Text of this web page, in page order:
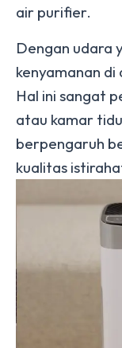
air purifier.
Dengan udara
kenyamanan
Hal ini sangat
atau kamar
berpengaruh
kualitas